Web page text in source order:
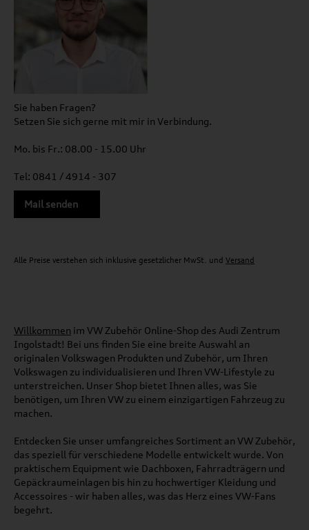
Sie haben Fragen?
Setzen Sie sich gerne mit mir in Verbindung.
Mo. bis Fr.: 08.00 - 15.00 Uhr
Tel: 0841 / 4914 - 307
Mail senden
Alle Preise verstehen sich inklusive gesetzlicher MwSt. und Versand
Willkommen im VW Zubehör Online-Shop des Audi Zentrum
Ingolstadt! Bei uns finden Sie eine breite Auswahl an
originalen Volkswagen Produkten und Zubehör, um Ihren
Volkswagen zu individualisieren und Ihren VW-Lifestyle zu
unterstreichen. Unser Shop bietet Ihnen alles, was Sie
benötigen, um Ihren VW zu einem einzigartigen Fahrzeug zu
machen.
Entdecken Sie unser umfangreiches Sortiment an VW Zubehör,
das speziell für verschiedene Modelle entwickelt wurde. Von
praktischem Equipment wie Dachboxen, Fahrradträgern und
Gepäckraumeinlagen bis hin zu hochwertiger Kleidung und
Accessoires - wir haben alles, was das Herz eines VW-Fans
begehrt.